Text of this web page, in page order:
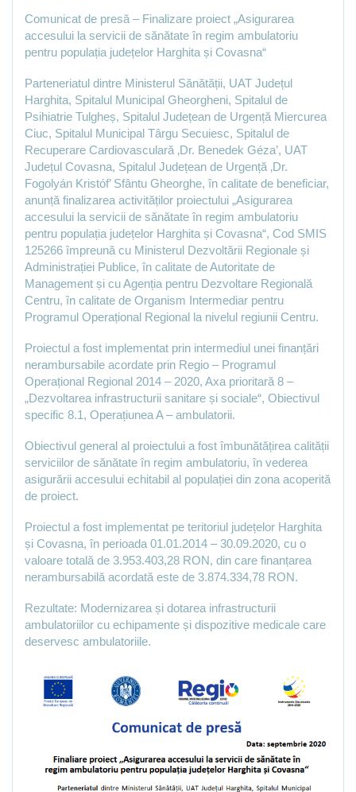
Comunicat de presă – Finalizare proiect „Asigurarea
accesului la servicii de sănătate în regim ambulatoriu
pentru populația județelor Harghita și Covasna“
Parteneriatul dintre Ministerul Sănătății, UAT Județul
Harghita, Spitalul Municipal Gheorgheni, Spitalul de
Psihiatrie Tulgheș, Spitalul Județean de Urgență Miercurea
Ciuc, Spitalul Municipal Târgu Secuiesc, Spitalul de
Recuperare Cardiovasculară ‚Dr. Benedek Géza’, UAT
Județul Covasna, Spitalul Județean de Urgență ‚Dr.
Fogolyán Kristóf’ Sfântu Gheorghe, în calitate de beneficiar,
anunță finalizarea activităților proiectului „Asigurarea
accesului la servicii de sănătate în regim ambulatoriu
pentru populația județelor Harghita și Covasna“, Cod SMIS
125266 împreună cu Ministerul Dezvoltării Regionale și
Administrației Publice, în calitate de Autoritate de
Management și cu Agenția pentru Dezvoltare Regională
Centru, în calitate de Organism Intermediar pentru
Programul Operațional Regional la nivelul regiunii Centru.
Proiectul a fost implementat prin intermediul unei finanțări
nerambursabile acordate prin Regio – Programul
Operațional Regional 2014 – 2020, Axa prioritară 8 –
„Dezvoltarea infrastructurii sanitare și sociale“, Obiectivul
specific 8.1, Operațiunea A – ambulatorii.
Obiectivul general al proiectului a fost îmbunătățirea calității
serviciilor de sănătate în regim ambulatoriu, în vederea
asigurării accesului echitabil al populației din zona acoperită
de proiect.
Proiectul a fost implementat pe teritoriul județelor Harghita
și Covasna, în perioada 01.01.2014 – 30.09.2020, cu o
valoare totală de 3.953.403,28 RON, din care finanțarea
nerambursabilă acordată este de 3.874.334,78 RON.
Rezultate: Modernizarea și dotarea infrastructurii
ambulatoriilor cu echipamente și dispozitive medicale care
deservesc ambulatoriile.